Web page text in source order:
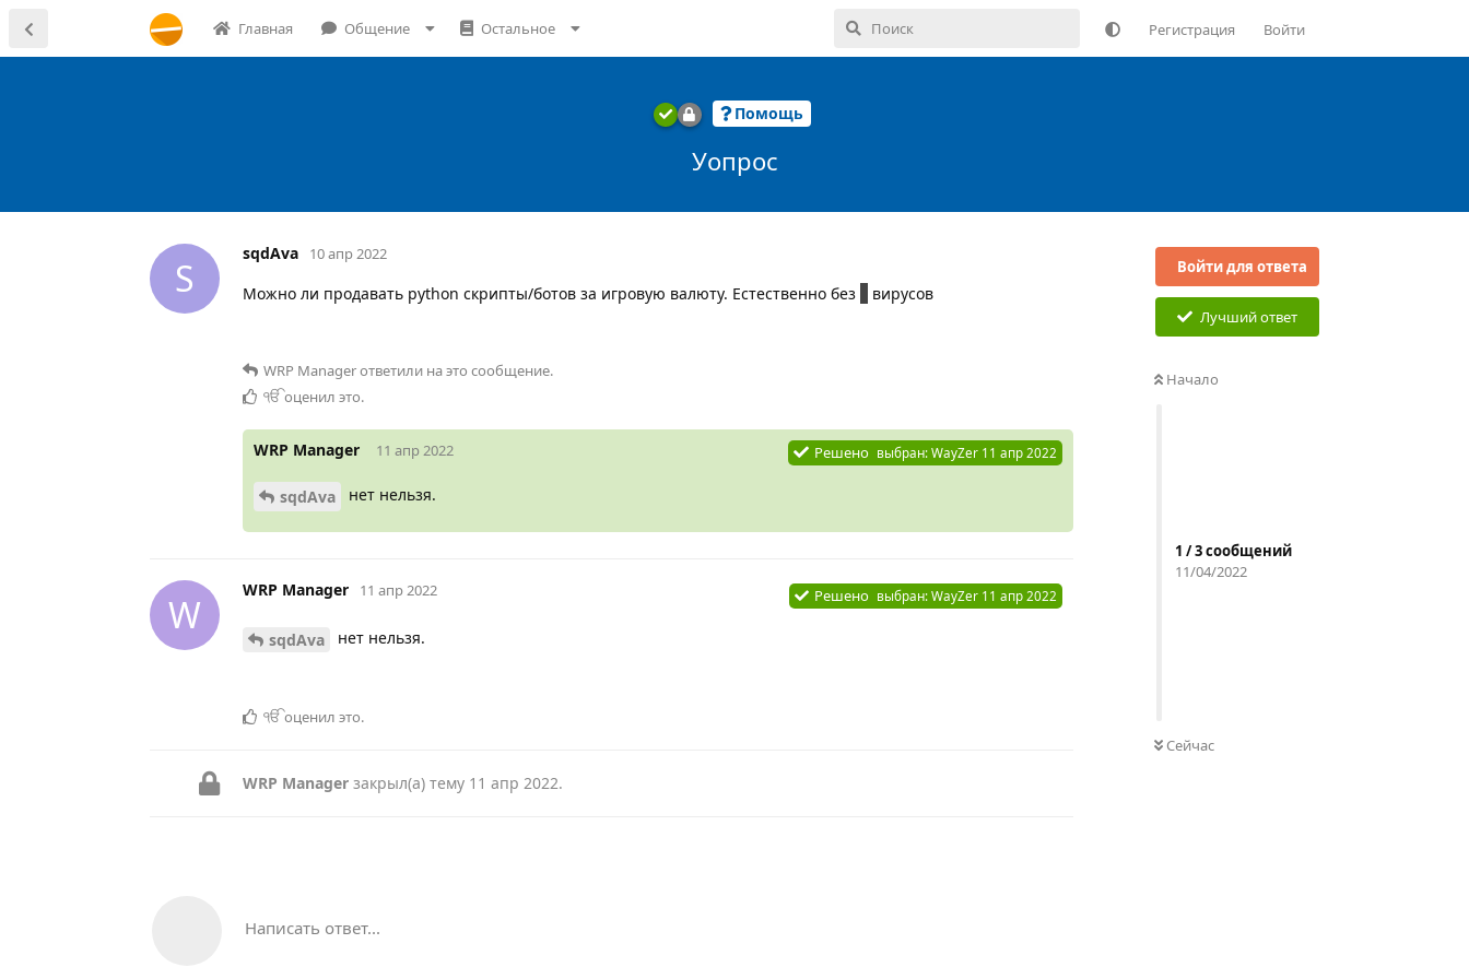
Главная Общение Остальное Регистрация Войти
Помощь
Уопрос
Войти для ответа
Лучший ответ
Начало
1 /3сообщений
11/04/2022
Сейчас
S
sqdAva 10 апр 2022
Можно ли продавать python скрипты/ботов за игровую валюту. Естественно без вирусов
WRP Managerответили на это сообщение.
ੴоценил это.
WRP Manager 11 апр 2022 Решено выбран:WayZer 11 апр 2022
sqdAva нет нельзя.
W
WRP Manager 11 апр 2022 Решено выбран:WayZer 11 апр 2022
sqdAva нет нельзя.
ੴоценил это.
WRP Manager закрыл(а) тему 11 апр 2022.
Написать ответ...